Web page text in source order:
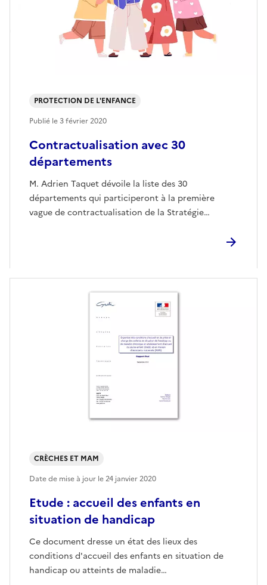
Contractualisation avec 30
départements
M. Adrien Taquet dévoile la liste des 30
départements qui participeront à la première
vague de contractualisation de la Stratégie…
PROTECTION DE L'ENFANCE
Publié le3 février 2020
Etude : accueil des enfants en
situation de handicap
Ce document dresse un état des lieux des
conditions d'accueil des enfants en situation de
handicap ou atteints de maladie…
CRÈCHES ET MAM
Date de mise à jour le24 janvier 2020